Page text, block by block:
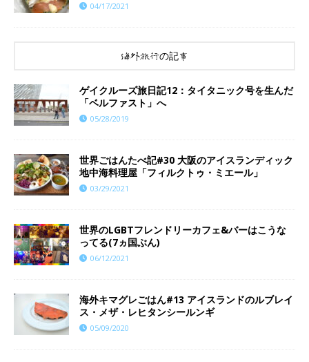
04/17/2021
海外旅行の記事
ゲイクルーズ旅日記12：タイタニック号を生んだ
「ベルファスト」へ
05/28/2019
世界ごはんたべ記#30 大阪のアイスランディック
地中海料理屋「フィルクトゥ・ミエール」
03/29/2021
世界のLGBTフレンドリーカフェ&バーはこうな
ってる(7ヵ国ぶん)
06/12/2021
海外キマグレごはん#13 アイスランドのルブレイ
ス・メザ・レヒタンシールンギ
05/09/2020